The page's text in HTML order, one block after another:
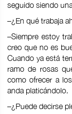
seguido siendo
–¿En qué trabaja
–Siempre estoy
creo que no es
Cuando ya está
ramo de rosas
como ofrecer a
anda platicándolo.
–¿Puede decirse